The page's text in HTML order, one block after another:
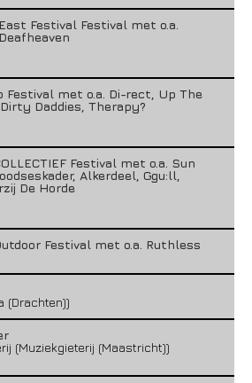
Festival Festival met o.a.
Festival met o.a. Di-rect, Up The
Daddies, Therapy?
Festival met o.a. Sun
Alkerdeel, Ggu:ll,
De Horde
Festival met o.a. Ruthless
(Drachten))
(Muziekgieterij (Maastricht))